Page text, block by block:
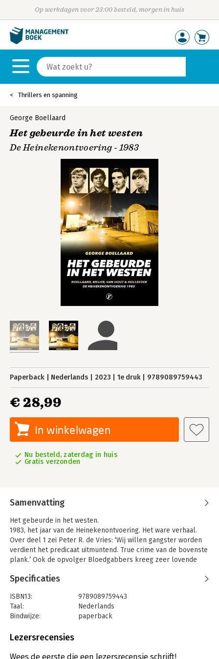
Op werkdagen voor 23:00 besteld, morgen in huis
Thrillers en spanning
George Boellaard
Het gebeurde in het westen
De Heinekenontvoering - 1983
Paperback Nederlands 2023 1e druk 9789089759443
€ 28,99
In winkelwagen
Nu besteld, zaterdag in huis
Gratis verzonden
Samenvatting
Het gebeurde in het westen.
1983, het jaar van de Heinekenontvoering. Het ware verhaal.
Over deel 1 zei Peter R. de Vries: ‘Wij willen gangster worden
verdient het predicaat uitmuntend. True crime van de bovenste
plank.’ Ook de opvolger Bloedgabbers kreeg zeer lovende
het verhaal.
van Hout een clean run van een decennium vol goed geplande
inbraken en overvallen op hun naam. De politie is zich van hun
identiteit niet bewust.
geslaagde vrije jongens te zijn. In zaken zijn ze misschien niet
Specificaties
ISBN13:
9789089759443
Taal:
Nederlands
Bindwijze:
paperback
Uitgever:
Verschijningsdatum:
5-7-2024
Lezersrecensies
Wees de eerste die een lezersrecensie schrijft!